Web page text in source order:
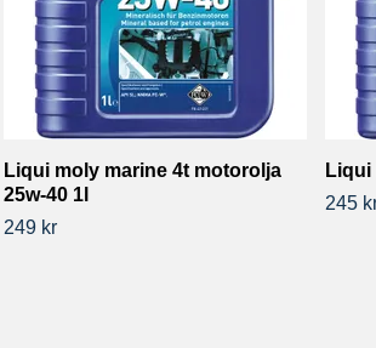
Liqui moly marine 4t motorolja
25w-40 1l
249 kr
Liqui
245